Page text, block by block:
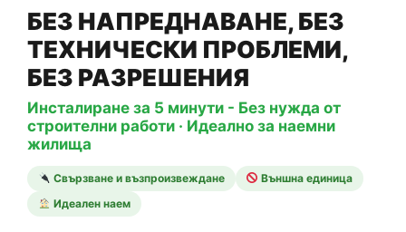
БЕЗ НАПРЕДНАВАНЕ, БЕЗ
ТЕХНИЧЕСКИ ПРОБЛЕМИ,
БЕЗ РАЗРЕШЕНИЯ
Инсталиране за 5 минути - Без нужда от
строителни работи · Идеално за наемни
жилища
Свързване и възпроизвеждане
Външна единица
Идеален наем